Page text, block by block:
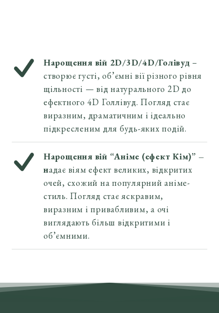
Нарощення вій 2D/3D/4D/Голівуд –
створює густі, об’ємні вії різного рівня
щільності — від натурального 2D до
ефектного 4D Голлівуд. Погляд стає
виразним, драматичним і ідеально
підкресленим для будь-яких подій.
Нарощення вій “Аніме (ефект Кім)” –
надає віям ефект великих, відкритих
очей, схожий на популярний аніме-
стиль. Погляд стає яскравим,
виразним і привабливим, а очі
виглядають більш відкритими і
об’ємними.